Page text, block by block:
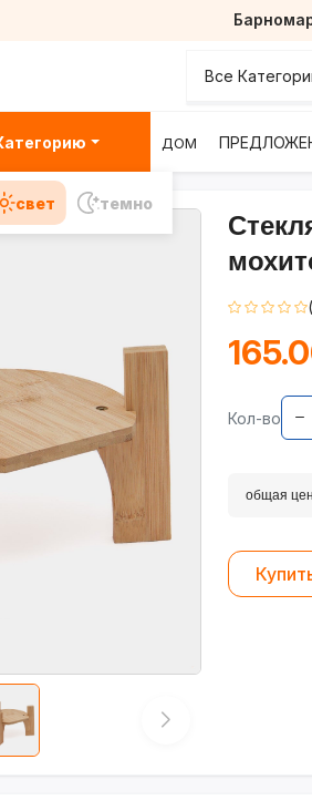
Все
ДОМ
свет темно
Кол-во
общая